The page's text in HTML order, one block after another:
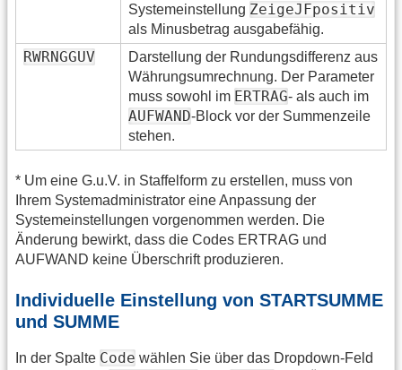
Systemeinstellung ZeigeJFpositiv
als Minusbetrag ausgabefähig.
RWRNGGUV
Darstellung der Rundungsdifferenz aus
Währungsumrechnung. Der Parameter
muss sowohl im ERTRAG- als auch im
AUFWAND-Block vor der Summenzeile
stehen.
* Um eine G.u.V. in Staffelform zu erstellen, muss von
Ihrem Systemadministrator eine Anpassung der
Systemeinstellungen vorgenommen werden. Die
Änderung bewirkt, dass die Codes ERTRAG und
AUFWAND keine Überschrift produzieren.
Individuelle Einstellung von STARTSUMME
und SUMME
In der Spalte Code wählen Sie über das Dropdown-Feld